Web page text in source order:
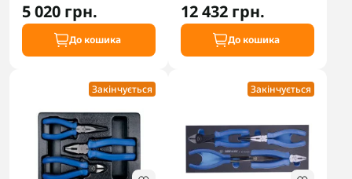
5 020 грн.
До кошика
12 432 грн.
До кошика
Закінчується Закінчується